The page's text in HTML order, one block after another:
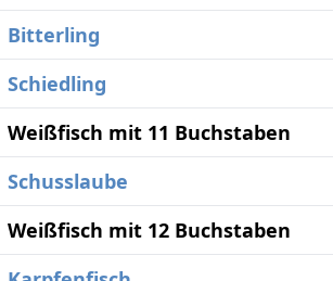
Bitterling
Schiedling
Weißfisch mit 11 Buchstaben
Schusslaube
Weißfisch mit 12 Buchstaben